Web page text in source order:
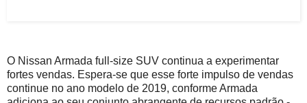
O Nissan Armada full-size SUV continua a experimentar
fortes vendas. Espera-se que esse forte impulso de vendas
continue no ano modelo de 2019, conforme Armada